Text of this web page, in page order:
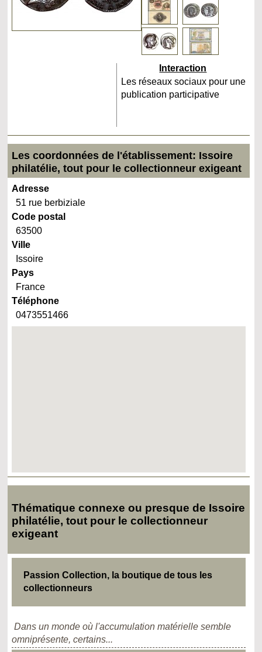
Interaction
Les réseaux sociaux pour une
publication participative
Les coordonnées de l'établissement: Issoire
philatélie, tout pour le collectionneur exigeant
Adresse
51 rue berbiziale
Code postal
63500
Ville
Issoire
Pays
France
Téléphone
0473551466
Thématique connexe ou presque de Issoire
philatélie, tout pour le collectionneur
exigeant
Passion Collection, la boutique de tous les
collectionneurs
Dans un monde où l'accumulation matérielle semble
omniprésente, certains...